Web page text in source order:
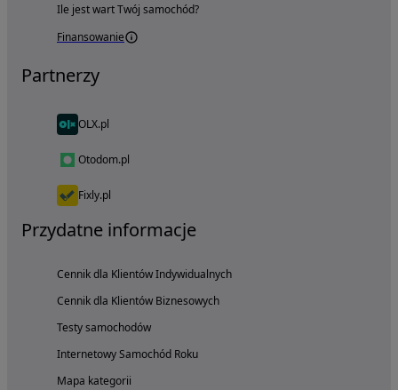
Ile jest wart Twój samochód?
Finansowanie
Partnerzy
OLX.pl
Otodom.pl
Fixly.pl
Przydatne informacje
Cennik dla Klientów Indywidualnych
Cennik dla Klientów Biznesowych
Testy samochodów
Internetowy Samochód Roku
Mapa kategorii